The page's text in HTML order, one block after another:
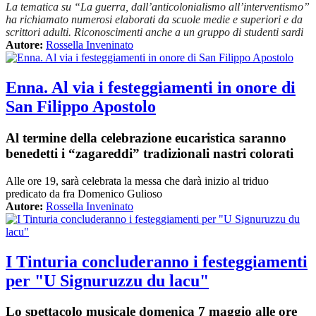
La tematica su “La guerra, dall’anticolonialismo all’interventismo”
ha richiamato numerosi elaborati da scuole medie e superiori e da
scrittori adulti. Riconoscimenti anche a un gruppo di studenti sardi
Autore: Rossella Inveninato
Enna. Al via i festeggiamenti in onore di
San Filippo Apostolo
Al termine della celebrazione eucaristica saranno
benedetti i “zagareddi” tradizionali nastri colorati
Alle ore 19, sarà celebrata la messa che darà inizio al triduo
predicato da fra Domenico Gulioso
Autore: Rossella Inveninato
I Tinturia concluderanno i festeggiamenti
per "U Signuruzzu du lacu"
Lo spettacolo musicale domenica 7 maggio alle ore